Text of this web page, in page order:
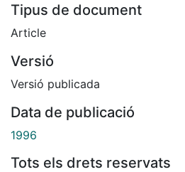
Tipus de document
Article
Versió
Versió publicada
Data de publicació
1996
Tots els drets reservats